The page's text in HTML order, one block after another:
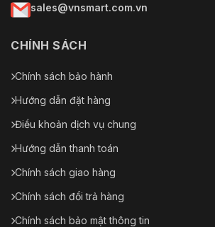
sales@vnsmart.com.vn
CHÍNH SÁCH
Chính sách bảo hành
Hướng dẫn đặt hàng
Điều khoản dịch vụ chung
Hướng dẫn thanh toán
Chính sách giao hàng
Chính sách đổi trả hàng
Chính sách bảo mật thông tin